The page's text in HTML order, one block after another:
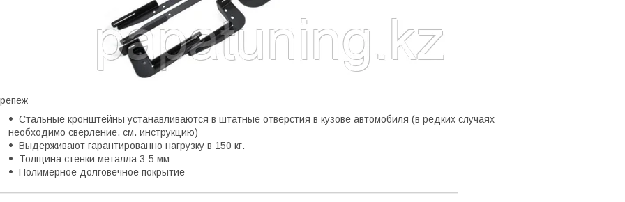
Стальные кронштейны устанавливаются в штатные отверстия в кузове автомобиля (в редких случаях
необходимо сверление, см. инструкцию)
Выдерживают гарантированно нагрузку в 150 кг.
Толщина стенки металла 3-5 мм
Полимерное долговечное покрытие